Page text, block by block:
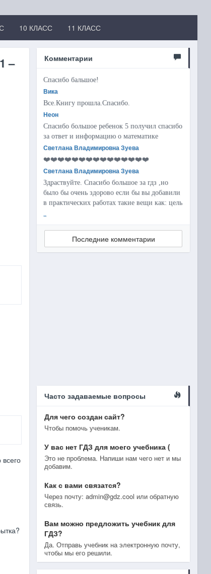
10 КЛАСС 11 КЛАСС
–
Комментарии
Спасибо бальшое!
Вика
Все.Книгу прошла.Спасибо.
Неон
Спасибо большое ребенок 5 получил спасибо
за ответ и информацию о математике
Светлана Владимировна Зуева
❤️❤️❤️❤️❤️❤️❤️❤️❤️❤️❤️❤️❤️❤️❤️
Светлана Владимировна Зуева
Здраствуйте. Спасибо большое за гдз ,но
было бы очень здорово если бы вы добавили
в практических работах такие вещи как: цель
..
Последние комментарии
Часто задаваемые вопросы
Для чего создан сайт?
Чтобы помочь ученикам.
У вас нет ГДЗ для моего учебника (
Это не проблема. Напиши нам чего нет и мы
добавим.
Как с вами связатся?
Через почту: admin@gdz.cool или обратную
связь.
Вам можно предложить учебник для
ГДЗ?
Да. Отправь учебник на электронную почту,
чтобы мы его решили.